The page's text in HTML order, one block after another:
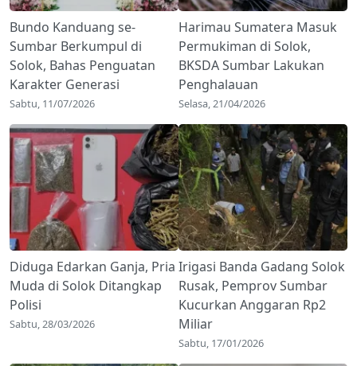
Bundo Kanduang se-
Sumbar Berkumpul di
Solok, Bahas Penguatan
Karakter Generasi
Sabtu, 11/07/2026
Harimau Sumatera Masuk
Permukiman di Solok,
BKSDA Sumbar Lakukan
Penghalauan
Selasa, 21/04/2026
Diduga Edarkan Ganja, Pria
Muda di Solok Ditangkap
Polisi
Sabtu, 28/03/2026
Irigasi Banda Gadang Solok
Rusak, Pemprov Sumbar
Kucurkan Anggaran Rp2
Miliar
Sabtu, 17/01/2026